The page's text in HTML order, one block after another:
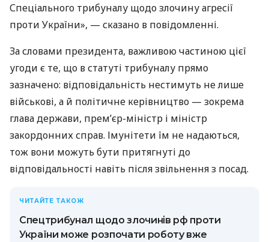
Спеціального трибуналу щодо злочину агресії
проти України», — сказано в повідомленні.
За словами президента, важливою частиною цієї
угоди є те, що в статуті трибуналу прямо
зазначено: відповідальність нестимуть не лише
військові, а й політичне керівництво — зокрема
глава держави, прем’єр-міністр і міністр
закордонних справ. Імунітети їм не надаються,
тож вони можуть бути притягнуті до
відповідальності навіть після звільнення з посад.
ЧИТАЙТЕ ТАКОЖ
Спецтрибунал щодо злочинів рф проти
України може розпочати роботу вже